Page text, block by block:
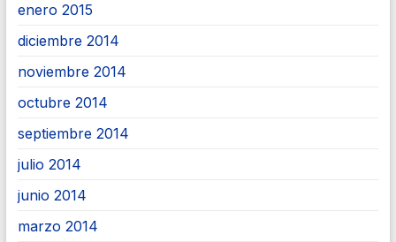
enero 2015
diciembre 2014
noviembre 2014
octubre 2014
septiembre 2014
julio 2014
junio 2014
marzo 2014